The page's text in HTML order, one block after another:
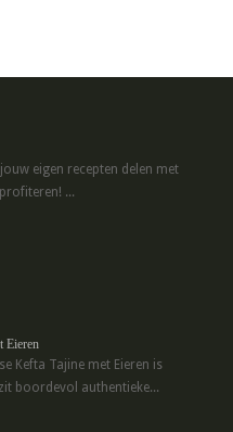
eigen recepten delen met
...
Eieren
Kefta Tajine met Eieren is
boordevol authentieke...